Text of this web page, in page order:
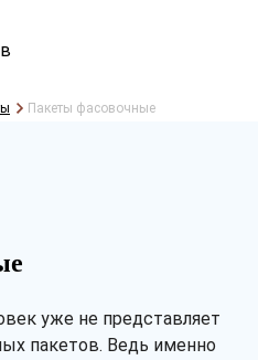
Пакеты фасовочные
уже не представляет
пакетов. Ведь именно